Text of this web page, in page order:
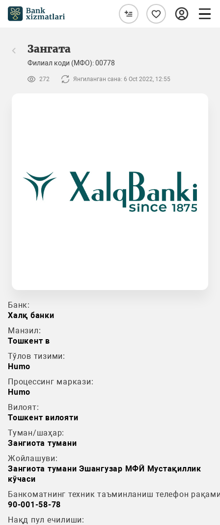
Зангата
Филиал коди (МФО): 00778
272 Янгиланган сана: 6 Oct 2022, 12:55
Банк:
Халқ банки
Манзил:
Тошкент в
Тўлов тизими:
Humo
Процессинг маркази:
Humo
Вилоят:
Тошкент вилояти
Туман/шаҳар:
Зангиота тумани
Жойлашуви:
Зангиота тумани Эшангузар МФЙ Мустақиллик
кўчаси
Банкоматнинг техник таъминланиш телефон
90-001-58-78
Нақд пул ечилиши: